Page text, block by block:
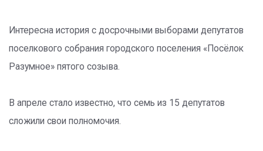
Интересна история с досрочными выборами депутатов
поселкового собрания городского поселения «Посёлок
Разумное» пятого созыва.
В апреле стало известно, что семь из 15 депутатов
сложили свои полномочия.